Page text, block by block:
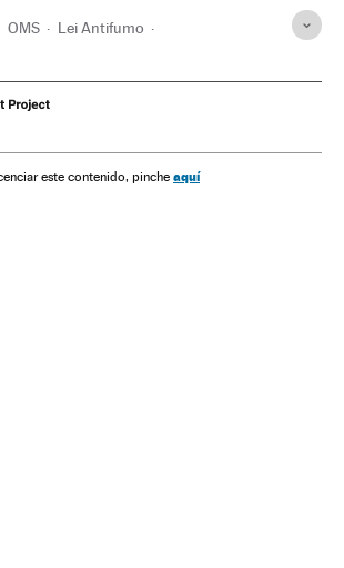
OMS Lei Antifumo
sanitária
Tabagismo Restricciones consumo
este contenido, pinche aquí